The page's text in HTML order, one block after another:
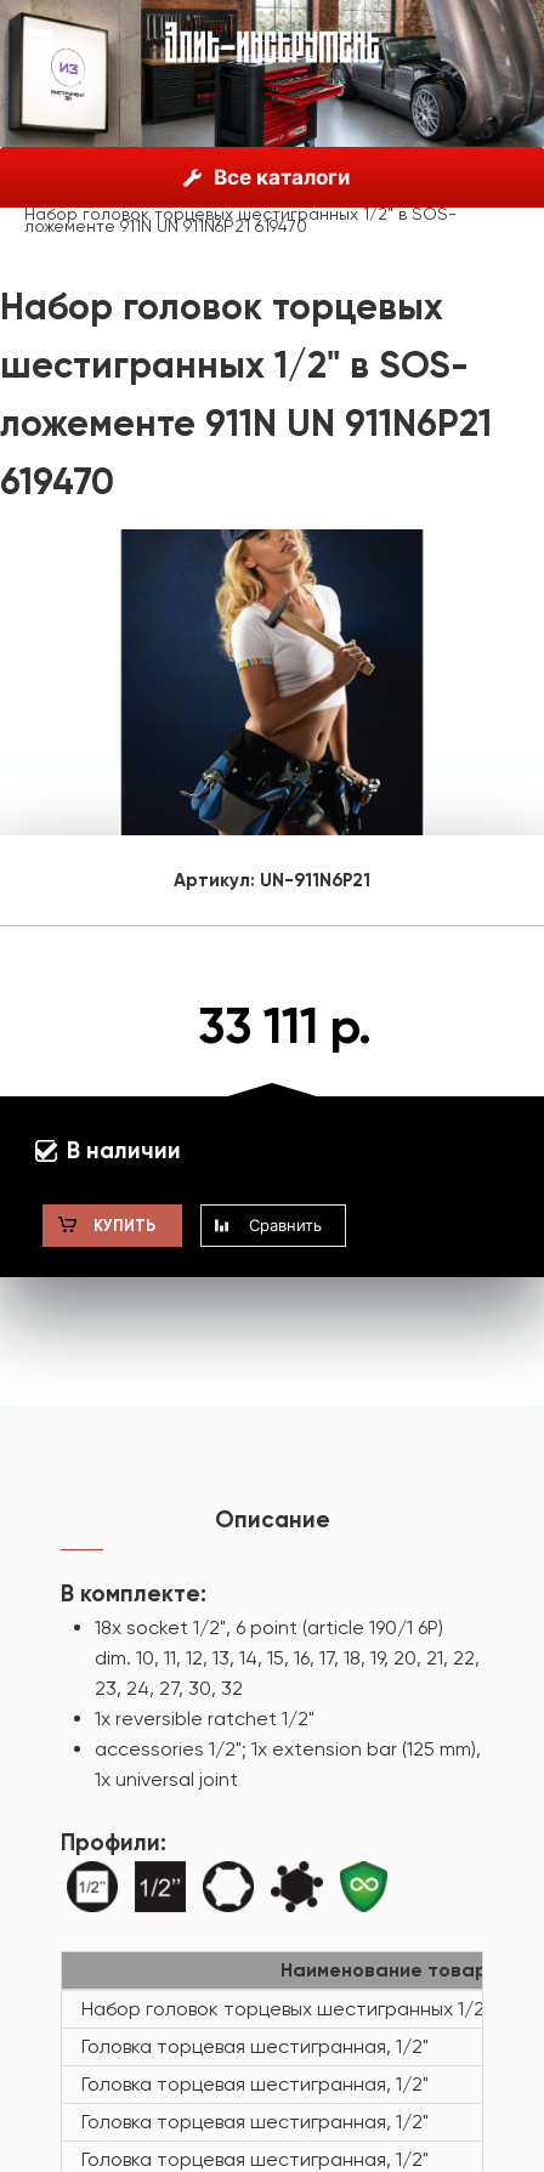
Все каталоги
Unior, Словения
Наборы инструментов
Наборы инструментов
Набор головок торцевых шестигранных 1/2" в SOS-
ложементе 911N UN 911N6P21 619470
Набор головок торцевых
шестигранных 1/2" в SOS-
ложементе 911N UN 911N6P21
619470
Артикул: UN-911N6P21
33 111 р.
В наличии
КУПИТЬ Сравнить
Описание
В комплекте:
18x socket 1/2", 6 point (article 190/1 6P)
dim. 10, 11, 12, 13, 14, 15, 16, 17, 18, 19, 20, 21, 22,
23, 24, 27, 30, 32
1x reversible ratchet 1/2"
accessories 1/2"; 1x extension bar (125 mm),
1x universal joint
Профили:
Наименование товара
Набор головок торцевых шестигранных 1/2" в
Головка торцевая шестигранная, 1/2"
Головка торцевая шестигранная, 1/2"
Головка торцевая шестигранная, 1/2"
Головка торцевая шестигранная, 1/2"